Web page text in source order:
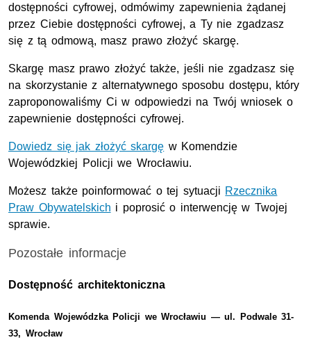
dostępności cyfrowej, odmówimy zapewnienia żądanej
przez Ciebie dostępności cyfrowej, a Ty nie zgadzasz
się z tą odmową, masz prawo złożyć skargę.
Skargę masz prawo złożyć także, jeśli nie zgadzasz się
na skorzystanie z alternatywnego sposobu dostępu, który
zaproponowaliśmy Ci w odpowiedzi na Twój wniosek o
zapewnienie dostępności cyfrowej.
Dowiedz się jak złożyć skargę w Komendzie
Wojewódzkiej Policji we Wrocławiu.
Możesz także poinformować o tej sytuacji Rzecznika
Praw Obywatelskich i poprosić o interwencję w Twojej
sprawie.
Pozostałe informacje
Dostępność architektoniczna
Komenda Wojewódzka Policji we Wrocławiu — ul. Podwale 31-
33, Wrocław